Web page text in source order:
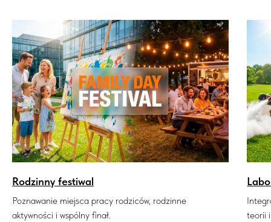
Rodzinny festiwal
Poznawanie miejsca pracy rodziców, rodzinne
aktywności i wspólny finał.
teorii